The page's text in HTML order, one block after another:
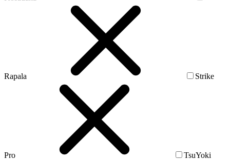
Rapala Strike
Pro TsuYoki